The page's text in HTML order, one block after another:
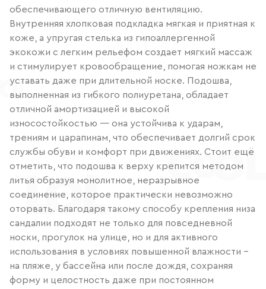
обеспечивающего отличную вентиляцию.
Внутренняя хлопковая подкладка мягкая и приятная к
коже, а упругая стелька из гипоаллергенной
экокожи с легким рельефом создает мягкий массаж
и стимулирует кровообращение, помогая ножкам не
уставать даже при длительной носке. Подошва,
выполненная из гибкого полиуретана, обладает
отличной амортизацией и высокой
износостойкостью — она устойчива к ударам,
трениям и царапинам, что обеспечивает долгий срок
службы обуви и комфорт при движениях. Стоит ещё
отметить, что подошва к верху крепится методом
литья образуя монолитное, неразрывное
соединение, которое практически невозможно
оторвать. Благодаря такому способу крепления низа
сандалии подходят не только для повседневной
носки, прогулок на улице, но и для активного
использования в условиях повышенной влажности –
на пляже, у бассейна или после дождя, сохраняя
форму и целостность даже при постоянном